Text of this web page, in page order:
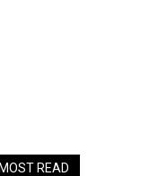
MOST READ